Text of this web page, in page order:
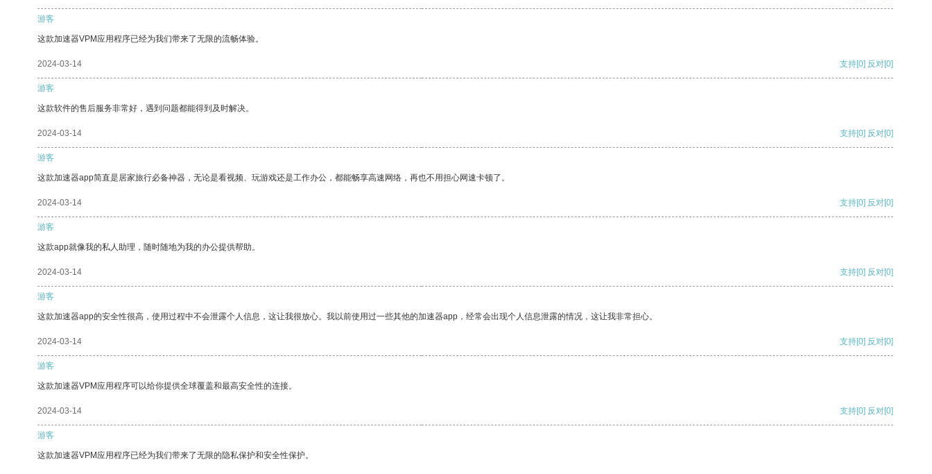
游客
这款加速器VPM应用程序已经为我们带来了无限的流畅体验。
2024-03-14 支持[0] 反对[0]
游客
这款软件的售后服务非常好，遇到问题都能得到及时解决。
2024-03-14 支持[0] 反对[0]
游客
这款加速器app简直是居家旅行必备神器，无论是看视频、玩游戏还是工作办公，都能畅享高速网络，再也不用担心网速卡顿了。
2024-03-14 支持[0] 反对[0]
游客
这款app就像我的私人助理，随时随地为我的办公提供帮助。
2024-03-14 支持[0] 反对[0]
游客
这款加速器app的安全性很高，使用过程中不会泄露个人信息，这让我很放心。我以前使用过一些其他的加速器app，经常会出现个人信息泄露的情况，这让我非常担心。
2024-03-14 支持[0] 反对[0]
游客
这款加速器VPM应用程序可以给你提供全球覆盖和最高安全性的连接。
2024-03-14 支持[0] 反对[0]
游客
这款加速器VPM应用程序已经为我们带来了无限的隐私保护和安全性保护。